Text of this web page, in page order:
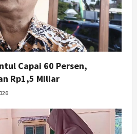
Capai 60 Persen,
Rp1,5 Miliar